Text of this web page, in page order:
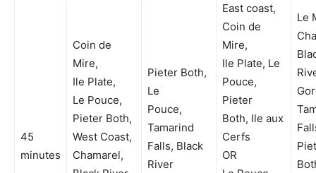
45
minutes
Coin de
Mire,
Ile Plate,
Le Pouce,
Pieter Both,
West Coast,
Chamarel,
Pieter Both,
Le
Pouce,
Tamarind
Falls, Black
River
East coast,
Coin de
Mire,
Ile Plate, Le
Pouce,
Pieter
Both, Ile aux
Cerfs
OR
Le